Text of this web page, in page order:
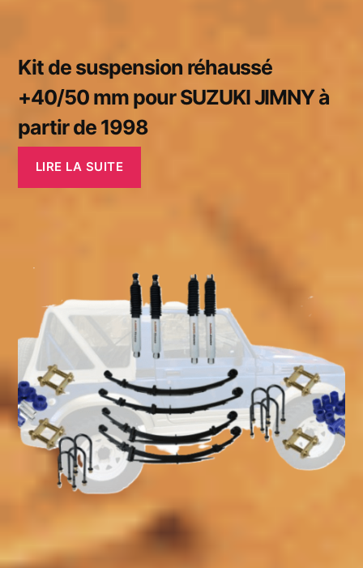
Kit de suspension réhaussé
+40/50 mm pour SUZUKI JIMNY à
partir de 1998
LIRE LA SUITE